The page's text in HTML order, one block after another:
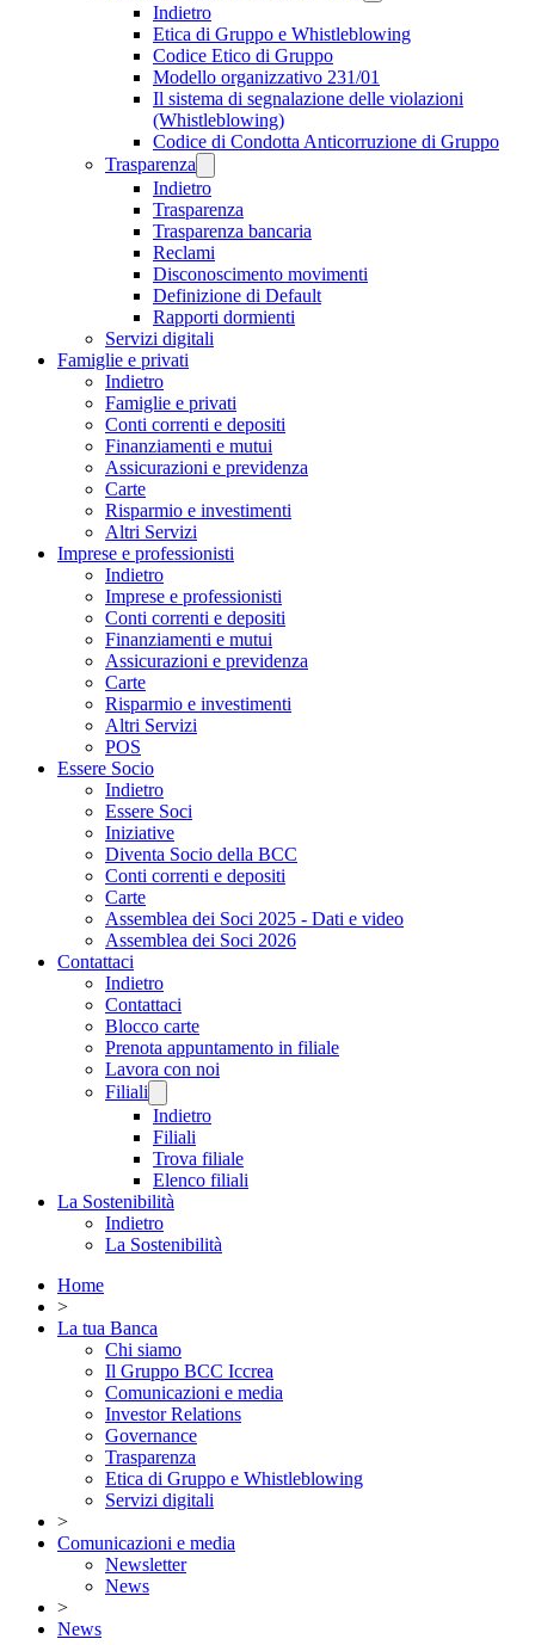
Indietro
Etica di Gruppo e Whistleblowing
Codice Etico di Gruppo
Modello organizzativo 231/01
Il sistema di segnalazione delle violazioni
(Whistleblowing)
Codice di Condotta Anticorruzione di Gruppo
Trasparenza
Indietro
Trasparenza
Trasparenza bancaria
Reclami
Disconoscimento movimenti
Definizione di Default
Rapporti dormienti
Servizi digitali
Famiglie e privati
Indietro
Famiglie e privati
Conti correnti e depositi
Finanziamenti e mutui
Assicurazioni e previdenza
Carte
Risparmio e investimenti
Altri Servizi
Imprese e professionisti
Indietro
Imprese e professionisti
Conti correnti e depositi
Finanziamenti e mutui
Assicurazioni e previdenza
Carte
Risparmio e investimenti
Altri Servizi
POS
Essere Socio
Indietro
Essere Soci
Iniziative
Diventa Socio della BCC
Conti correnti e depositi
Carte
Assemblea dei Soci 2025 - Dati e video
Assemblea dei Soci 2026
Contattaci
Indietro
Contattaci
Blocco carte
Prenota appuntamento in filiale
Lavora con noi
Filiali
Indietro
Filiali
Trova filiale
Elenco filiali
La Sostenibilità
Indietro
La Sostenibilità
Home
>
La tua Banca
Chi siamo
Il Gruppo BCC Iccrea
Comunicazioni e media
Investor Relations
Governance
Trasparenza
Etica di Gruppo e Whistleblowing
Servizi digitali
>
Comunicazioni e media
Newsletter
News
>
News